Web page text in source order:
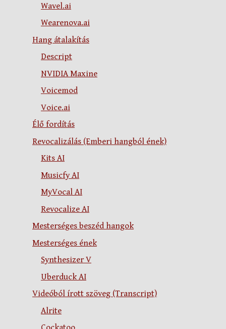
Wavel.ai
Wearenova.ai
Hang átalakítás
Descript
NVIDIA Maxine
Voicemod
Voice.ai
Élő fordítás
Revocalizálás (Emberi hangból ének)
Kits AI
Musicfy AI
MyVocal AI
Revocalize AI
Mesterséges beszéd hangok
Mesterséges ének
Synthesizer V
Uberduck AI
Videóból írott szöveg (Transcript)
Alrite